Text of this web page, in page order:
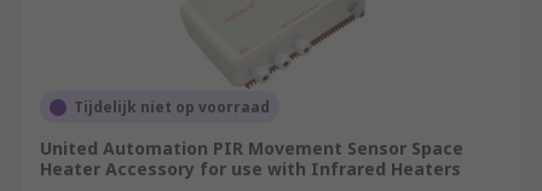
Tijdelijk niet op voorraad
United Automation PIR Movement Sensor Space
Heater Accessory for use with Infrared Heaters